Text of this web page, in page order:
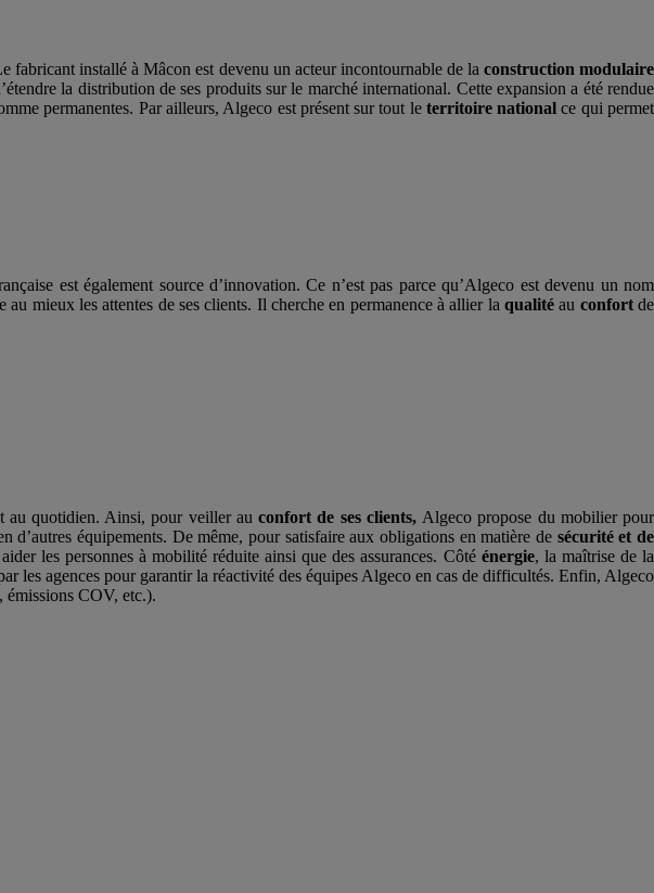
fabricant installé à Mâcon est devenu un acteur incontournable de la construction modulaire
la distribution de ses produits sur le marché international. Cette expansion a été rendue
permanentes. Par ailleurs, Algeco est présent sur tout leterritoire national ce qui permet
est également source d’innovation. Ce n’est pas parce qu’Algeco est devenu un nom
au mieux les attentes de ses clients. Il cherche en permanence à allier laqualité au confortde
au quotidien. Ainsi, pour veiller auconfort de ses clients, Algeco propose du mobilier pour
d’autres équipements. De même, pour satisfaire aux obligations en matière de sécurité et de
les personnes à mobilité réduite ainsi que des assurances. Côté énergie, la maîtrise de la
les agences pour garantir la réactivité des équipes Algeco en cas de difficultés. Enfin, Algeco
émissions COV, etc.).